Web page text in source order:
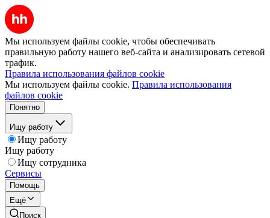
Мы используем файлы cookie, чтобы обеспечивать
правильную работу нашего веб-сайта и анализировать сетевой
трафик.
Правила использования файлов cookie
Мы используем файлы cookie. Правила использования
файлов cookie
Понятно
Ищу работу
Ищу работу
Ищу работу
Ищу сотрудника
Сервисы
Помощь
Ещё
Поиск